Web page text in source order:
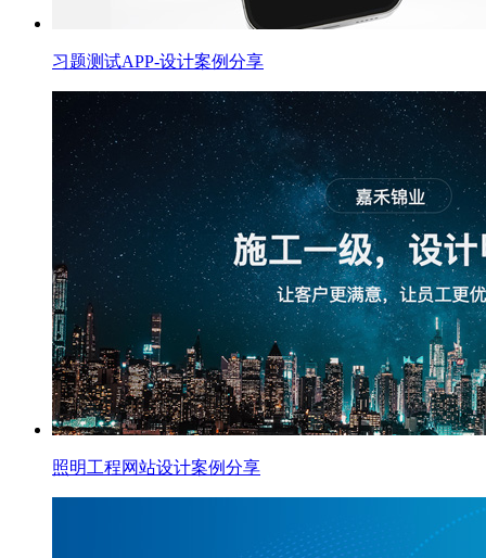
习题测试APP-设计案例分享
照明工程网站设计案例分享